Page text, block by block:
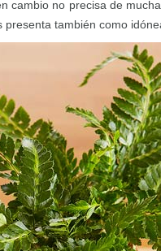
cambio no precisa de
también como